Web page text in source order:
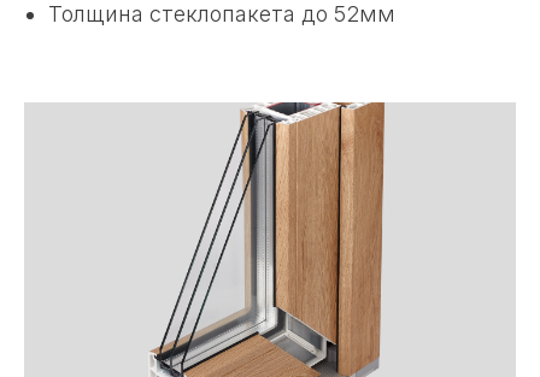
Толщина стеклопакета до 52мм